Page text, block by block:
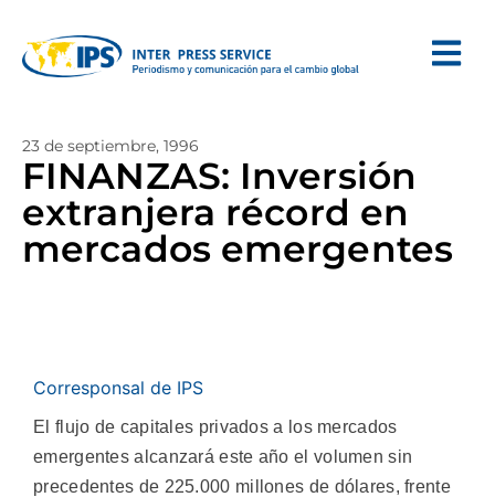
23 de septiembre, 1996
FINANZAS: Inversión
extranjera récord en
mercados emergentes
Corresponsal de IPS
El flujo de capitales privados a los mercados
emergentes alcanzará este año el volumen sin
precedentes de 225.000 millones de dólares, frente